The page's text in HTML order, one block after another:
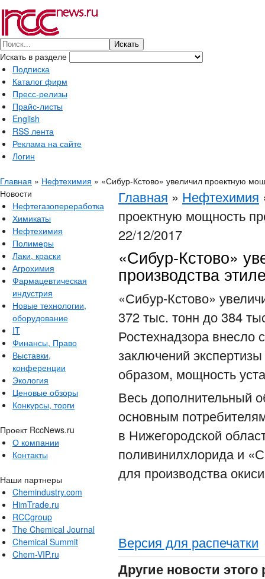
Искать в разделе
Подписка
Каталог фирм
Пресс-релизы
Прайс-листы
English
RSS лента
Реклама на сайте
Логин
Главная » Нефтехимия » «Сибур-Кстово» увеличил проектную
Новости
Нефтегазопереработка
Химикаты
Нефтехимия
Полимеры
Лаки, краски
Агрохимия
Фармацевтическая
индустрия
Новые технологии,
оборудование
IT
Финансы, Право
Выставки,
конференции
Экология
Ценовые обзоры
Конкурсы, торги
Проект RccNews.ru
О компании
Контакты
Наши партнеры
Chemindustry.com
HimTrade.ru
RCCgroup
The Chemical Journal
Chemical Summit
Chem-VIP.ru
Главная » Нефтехимия
проектную мощность
22/12/2017
«Сибур-Кстово»
производства
«Сибур-Кстово»
372 тыс. тонн до 384
Ростехнадзора внесло
заключений
образом, мощность
Весь дополнительный
основным
в Нижегородской
поливинилхлорида и
для производства
Версия для распечатки
Другие новости этого